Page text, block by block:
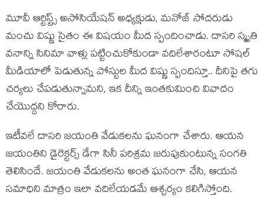
మూవీ ఆర్టిస్ట్స్ అసోసియేషన్ అధ్యక్షుడు, మనోజ్ సోదరుడు
మంచు విష్ణు సైతం ఈ విషయం మీద స్పందించాడు. దాసరి స్మృతి
వనాన్ని సినిమా వాళ్లు పట్టించుకోకుండా వదిలేశారంటూ సోషల్
మీడియాలో పెడుతున్న పోస్టుల మీద విష్ణు స్పందిస్తూ.. దీనిపై తగు
చర్యలు చేపడుతున్నామని, ఇక దీన్ని ఇంతకుమించి వివాదం
చేయొద్దని కోరారు.
ఇటీవలే దాసరి జయంతి వేడుకలను ఘనంగా చేశారు. ఆయన
జయంతిని డైరెక్టర్స్ డేగా సినీ పరిశ్రమ జరుపుకుంటున్న సంగతి
తెలిసిందే. జయంతి వేడుకలను అంత ఘనంగా చేసి, ఆయన
సమాధిని మాత్రం ఇలా వదిలేయడమే ఆశ్చర్యం కలిగిస్తోంది.